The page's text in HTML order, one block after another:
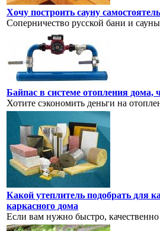
Хочу построить сауну
Соперничество русской бани и
Байпас в системе отопления дома,
Хотите сэкономить деньги на
Какой утеплитель подобрать для
каркасного дома
Если вам нужно быстро,